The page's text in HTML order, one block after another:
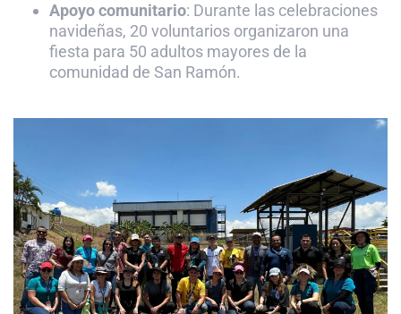
Apoyo comunitario: Durante las celebraciones
navideñas, 20 voluntarios organizaron una
fiesta para 50 adultos mayores de la
comunidad de San Ramón.